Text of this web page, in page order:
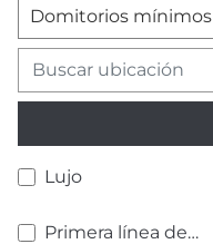
Domitorios mínimos
Lujo
Primera línea de